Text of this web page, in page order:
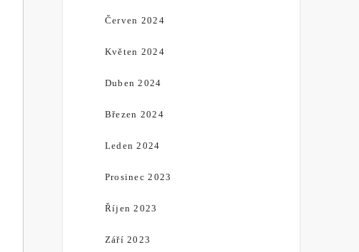
Červen 2024
Květen 2024
Duben 2024
Březen 2024
Leden 2024
Prosinec 2023
Říjen 2023
Září 2023